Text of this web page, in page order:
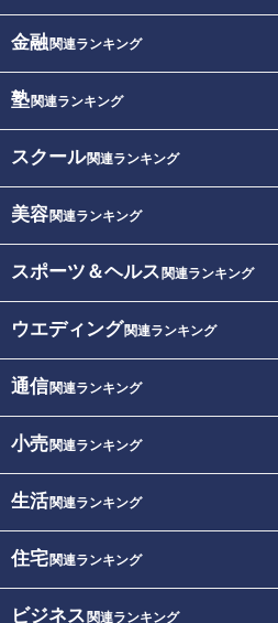
金融関連ランキング
塾関連ランキング
スクール関連ランキング
美容関連ランキング
スポーツ＆ヘルス 関連ランキング
ウエディング関連ランキング
通信関連ランキング
小売関連ランキング
生活関連ランキング
住宅関連ランキング
ビジネス 関連ランキング